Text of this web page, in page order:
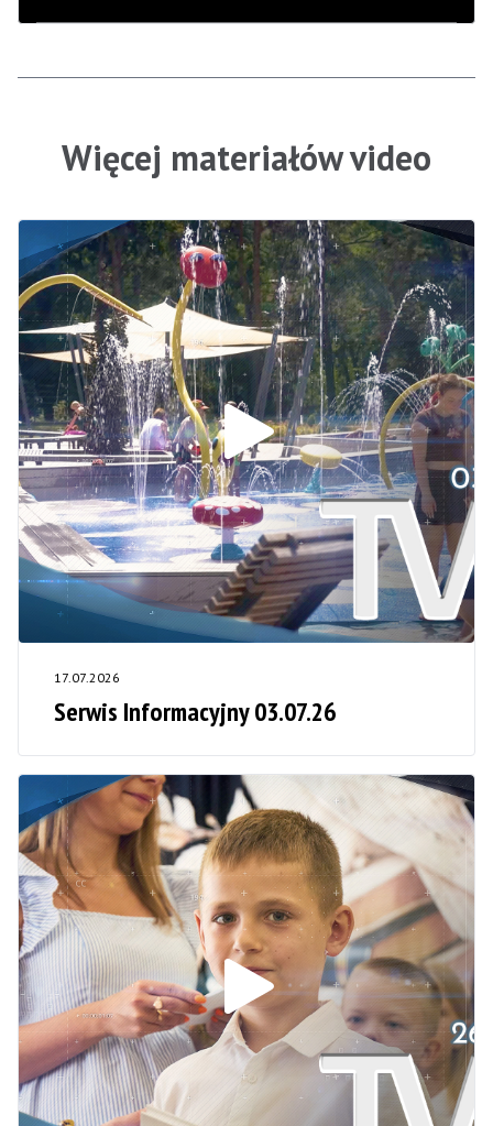
Więcej materiałów video
17.07.2026
Serwis Informacyjny 03.07.26